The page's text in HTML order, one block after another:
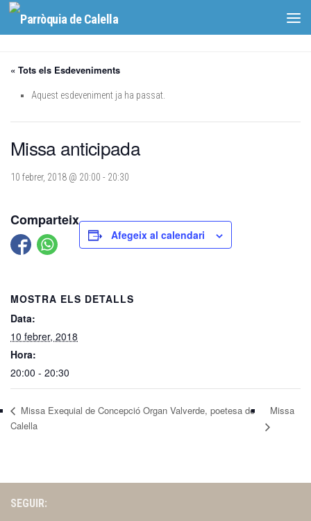
Skip to content
« Tots els Esdeveniments
Aquest esdeveniment ja ha passat.
Missa anticipada
10 febrer, 2018 @ 20:00 - 20:30
Comparteix
Afegeix al calendari
MOSTRA ELS DETALLS
Data:
10 febrer, 2018
Hora:
20:00 - 20:30
Missa Exequial de Concepció Organ Valverde, poetesa de
Calella
Missa
SEGUIR: